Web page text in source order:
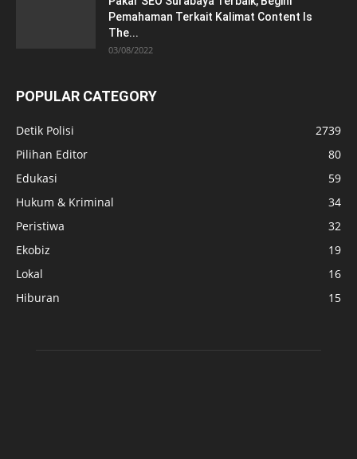
Pemahaman Terkait Kalimat Content Is
The...
03/08/2022
POPULAR CATEGORY
Detik Polisi
2739
Pilihan Editor
80
Edukasi
59
Hukum & Kriminal
34
Peristiwa
32
Ekobiz
19
Lokal
16
Hiburan
15